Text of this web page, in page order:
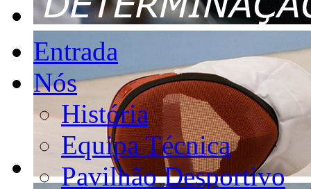
Entrada
Nós
História
Equipa Técnica
Pavilhão Desportivo